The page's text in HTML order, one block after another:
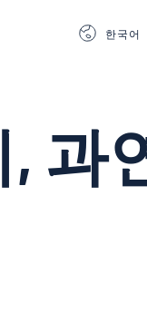
언
한국어
과